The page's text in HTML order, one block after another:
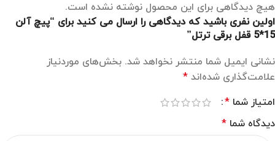
هیچ دیدگاهی برای این محصول نوشته نشده است.
اولین نفری باشید که دیدگاهی را ارسال می کنید برای “پیچ آلن
15*5 قفل برقی ترتل”
نشانی ایمیل شما منتشر نخواهد شد. بخش‌های موردنیاز
علامت‌گذاری شده‌اند *
امتیاز شما *
دیدگاه شما *